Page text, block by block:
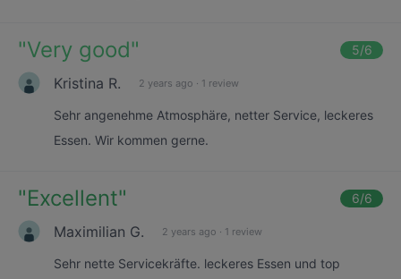
"Very good" 5/6
Kristina R. 2 years ago · 1 review
Sehr angenehme Atmosphäre, netter Service, leckeres
Essen. Wir kommen gerne.
"Excellent" 6/6
Maximilian G. 2 years ago · 1 review
Sehr nette Servicekräfte. leckeres Essen und top